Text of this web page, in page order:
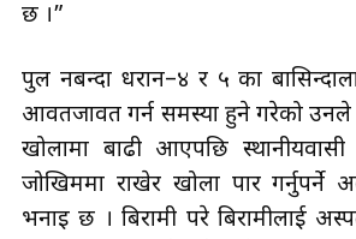
छ ।”
पुल नबन्दा धरान–४ र ५ का
आवतजावत गर्न समस्या हुने गरेको उनले
खोलामा बाढी आएपछि स्थानीयवासी
जोखिममा राखेर खोला पार गर्नुपर्ने
भनाइ छ । बिरामी परे बिरामीलाई